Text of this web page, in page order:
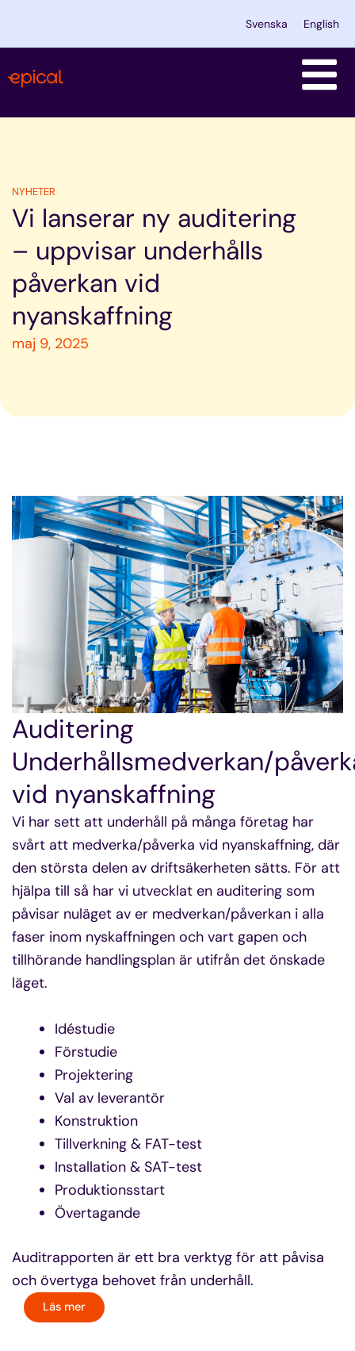
Svenska English
NYHETER
Vi lanserar ny auditering
– uppvisar underhålls
påverkan vid
nyanskaffning
maj 9, 2025
Auditering
Underhållsmedverkan/
vid nyanskaffning
Vi har sett att underhåll på många företag har
svårt att medverka/påverka vid nyanskaffning, där
den största delen av driftsäkerheten sätts. För att
hjälpa till så har vi utvecklat en auditering som
påvisar nuläget av er medverkan/påverkan i alla
faser inom nyskaffningen och vart gapen och
tillhörande handlingsplan är utifrån det önskade
läget.
Idéstudie
Förstudie
Projektering
Val av leverantör
Konstruktion
Tillverkning & FAT-test
Installation & SAT-test
Produktionsstart
Övertagande
Auditrapporten är ett bra verktyg för att påvisa
och övertyga behovet från underhåll.
Läs mer